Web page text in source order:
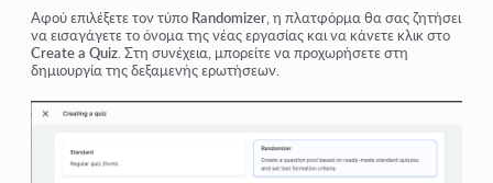
Αφού επιλέξετε τον τύπο Randomizer , η πλατφόρμα θα σας ζητήσει
να εισαγάγετε το όνομα της νέας εργασίας και να κάνετε κλικ στο
Create a Quiz . Στη συνέχεια, μπορείτε να προχωρήσετε στη
δημιουργία της δεξαμενής ερωτήσεων.